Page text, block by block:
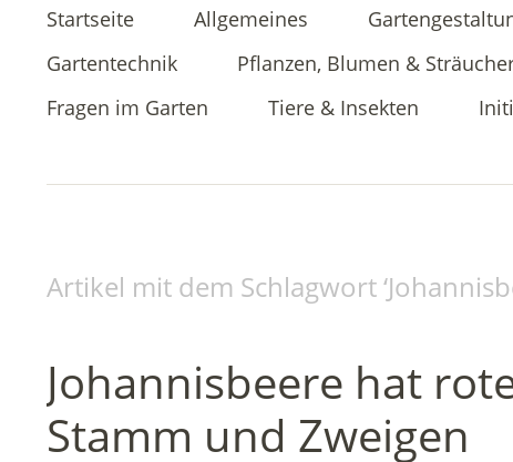
Startseite Allgemeines
Gartentechnik
Pflanzen, Blumen &
Fragen im Garten
Tiere & Insekten
Artikel mit dem Schlagwort ‘
Johannisbeere hat
Stamm und Zweigen